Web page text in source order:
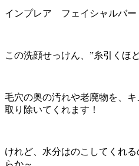
インプレア フェイシャルバー
この洗顔せっけん、”糸引くほ
毛穴の奥の汚れや老廃物を、
取り除いてくれます！
けれど、水分はのこしてくれ